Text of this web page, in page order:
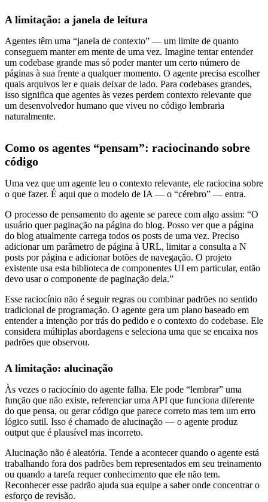
A limitação: a janela de leitura
Agentes têm uma “janela de contexto” — um limite de quanto
conseguem manter em mente de uma vez. Imagine tentar entender
um codebase grande mas só poder manter um certo número de
páginas à sua frente a qualquer momento. O agente precisa escolher
quais arquivos ler e quais deixar de lado. Para codebases grandes,
isso significa que agentes às vezes perdem contexto relevante que
um desenvolvedor humano que viveu no código lembraria
naturalmente.
Como os agentes “pensam”: raciocinando sobre
código
Uma vez que um agente leu o contexto relevante, ele raciocina sobre
o que fazer. É aqui que o modelo de IA — o “cérebro” — entra.
O processo de pensamento do agente se parece com algo assim: “O
usuário quer paginação na página do blog. Posso ver que a página
do blog atualmente carrega todos os posts de uma vez. Preciso
adicionar um parâmetro de página à URL, limitar a consulta a N
posts por página e adicionar botões de navegação. O projeto
existente usa esta biblioteca de componentes UI em particular, então
devo usar o componente de paginação dela.”
Esse raciocínio não é seguir regras ou combinar padrões no sentido
tradicional de programação. O agente gera um plano baseado em
entender a intenção por trás do pedido e o contexto do codebase. Ele
considera múltiplas abordagens e seleciona uma que se encaixa nos
padrões que observou.
A limitação: alucinação
Às vezes o raciocínio do agente falha. Ele pode “lembrar” uma
função que não existe, referenciar uma API que funciona diferente
do que pensa, ou gerar código que parece correto mas tem um erro
lógico sutil. Isso é chamado de alucinação — o agente produz
output que é plausível mas incorreto.
Alucinação não é aleatória. Tende a acontecer quando o agente está
trabalhando fora dos padrões bem representados em seu treinamento
ou quando a tarefa requer conhecimento que ele não tem.
Reconhecer esse padrão ajuda sua equipe a saber onde concentrar o
esforço de revisão.